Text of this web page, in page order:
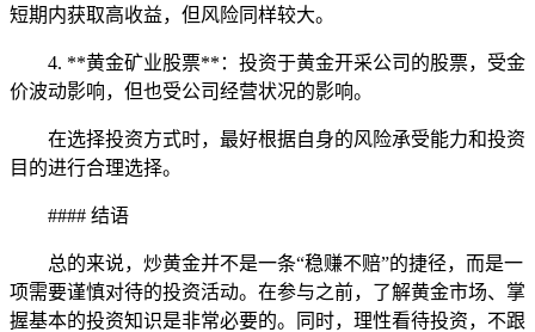
短期内获取高收益，但风险同样较大。
4. **黄金矿业股票**：投资于黄金开采公司的股票，受金
价波动影响，但也受公司经营状况的影响。
在选择投资方式时，最好根据自身的风险承受能力和投资
目的进行合理选择。
#### 结语
总的来说，炒黄金并不是一条“稳赚不赔”的捷径，而是一
项需要谨慎对待的投资活动。在参与之前，了解黄金市场、掌
握基本的投资知识是非常必要的。同时，理性看待投资，不跟